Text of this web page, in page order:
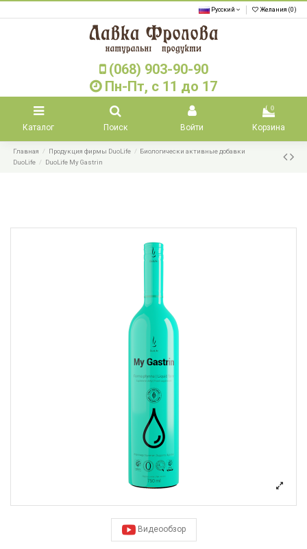
Русский Желания (0)
(068) 903-90-90
Пн-Пт, с 11 до 17
Каталог Поиск Войти
0
Корзина
Главная Продукция фирмы DuoLife
Биологически активные добавки
DuoLife
DuoLife My Gastrin
Видеообзор